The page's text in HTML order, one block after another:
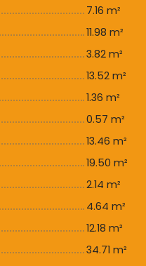
7.16 m²
11.98 m²
3.82 m²
13.52 m²
1.36 m²
0.57 m²
13.46 m²
19.50 m²
2.14 m²
4.64 m²
12.18 m²
34.71 m²